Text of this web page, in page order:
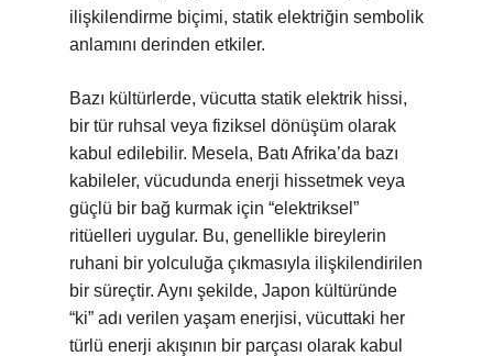
ilişkilendirme biçimi, statik elektriğin sembolik
anlamını derinden etkiler.
Bazı kültürlerde, vücutta statik elektrik hissi,
bir tür ruhsal veya fiziksel dönüşüm olarak
kabul edilebilir. Mesela, Batı Afrika’da bazı
kabileler, vücudunda enerji hissetmek veya
güçlü bir bağ kurmak için “elektriksel”
ritüelleri uygular. Bu, genellikle bireylerin
ruhani bir yolculuğa çıkmasıyla ilişkilendirilen
bir süreçtir. Aynı şekilde, Japon kültüründe
“ki” adı verilen yaşam enerjisi, vücuttaki her
türlü enerji akışının bir parçası olarak kabul